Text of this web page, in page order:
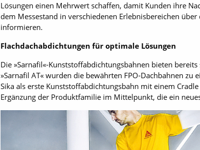
Lösungen einen Mehrwert schaffen, damit Kunden ihre
dem Messestand in verschiedenen Erlebnisbereichen
informieren.
Flachdachabdichtungen für optimale Lösungen
Die »Sarnafil«-Kunststoffabdichtungsbahnen bieten
»Sarnafil AT« wurden die bewährten FPO-Dachbahnen
Sika als erste Kunststoffabdichtungsbahn mit einem
Ergänzung der Produktfamilie im Mittelpunkt, die ein